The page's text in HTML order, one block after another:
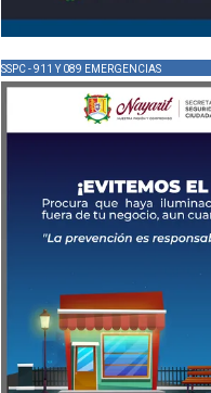
SSPC - 911 Y 089 EMERGENCIAS